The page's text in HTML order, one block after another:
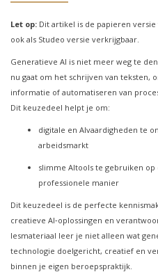
Let op: Dit artikel is de papieren
ook als Studeo versie verkrijgbaar.
Generatieve AI is niet meer weg te
nu gaat om het schrijven van teksten,
informatie of automatiseren van
Dit keuzedeel helpt je om:
digitale en AIvaardigheden te
arbeidsmarkt
slimme AItools te gebruiken
professionele manier
Dit keuzedeel is de perfecte
creatieve AI‑oplossingen en
lesmateriaal leer je niet alleen wat
technologie doelgericht, creatief en
binnen je eigen beroepspraktijk.